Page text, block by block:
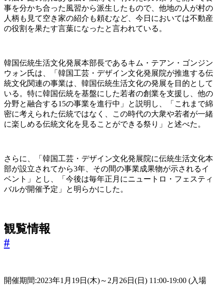
事を分かち合った風習から派生したもので、他地の人が村の
人柄も見て空き家の紹介も頼むなど、今日においては不動産
の役割を果たす言葉になったと言われている。
韓国伝統生活文化発展本部長であるキム・テアン・ゴンジン
ウォン氏は、「韓国工芸・デザイン文化発展院が推進する伝
統文化関連の事業は、韓国伝統生活文化の発展を目的として
いる。特に韓国伝統を基盤にした若者の創業を支援し、他の
分野と融合する15の事業を進行中」と説明し、「これまで綿
密に考えられた伝統ではなく、この時代の大衆や若者が一緒
に楽しめる伝統文化を見ることができる祭り」と述べた。
さらに、「韓国工芸・デザイン文化発展院に伝統生活文化本
部が設立されてから3年、その間の事業成果物が示されるイ
ベント」とし、「今後は毎年正月にニュートロ・フェスティ
バルが開催予定」と明らかにした。
観覧情報
#
開催期間:2023年1月19日(木)～2月26日(日) 11:00-19:00 (入場